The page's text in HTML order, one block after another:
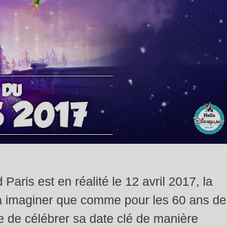
est en réalité le 12 avril 2017, la
que comme pour les 60 ans de
de célébrer sa date clé de manière